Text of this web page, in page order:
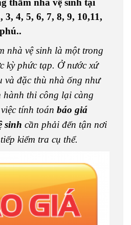
thấm nhà vệ sinh tại
4, 5, 6, 7, 8, 9, 10,11,
nhà vệ sinh là một trong
kỳ phức tạp. Ở nước xứ
và đặc thù nhà ống như
hành thi công lại càng
tính toán báo giá
sinh cần phải đến tận nơi
kiểm tra cụ thể.